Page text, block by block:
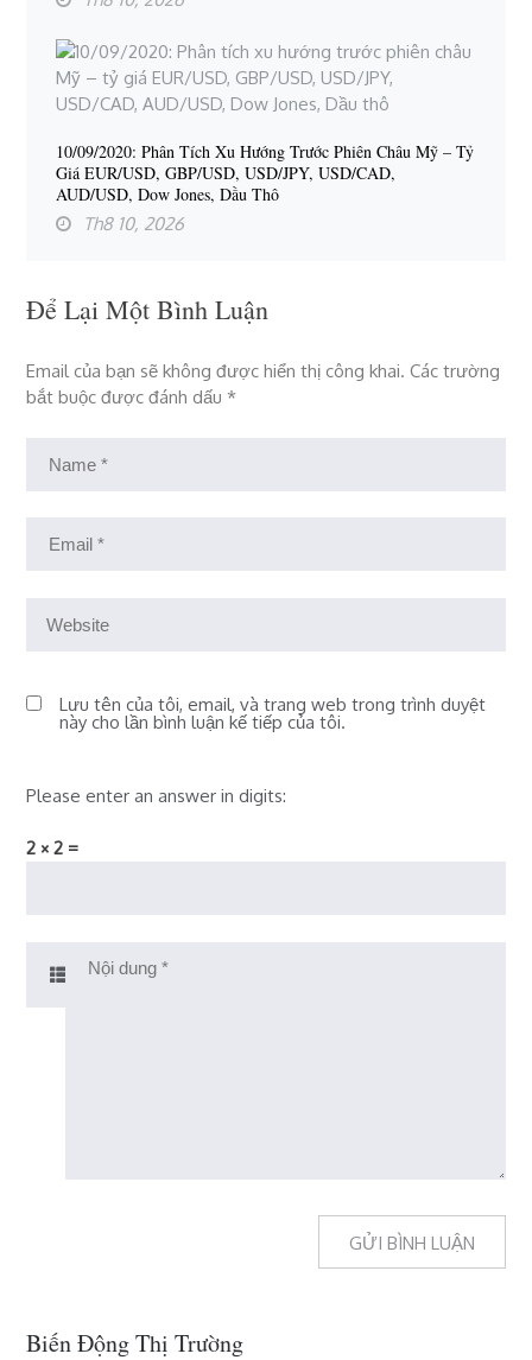
10/09/2020: Phân Tích Xu Hướng Trước Phiên Châu Mỹ – Tỷ
Giá EUR/USD, GBP/USD, USD/JPY, USD/CAD,
AUD/USD, Dow Jones, Dầu Thô
Th8 10, 2026
Để Lại Một Bình Luận
Email của bạn sẽ không được hiển thị công khai. Các trường
bắt buộc được đánh dấu*
Lưu tên của tôi, email, và trang web trong trình duyệt
này cho lần bình luận kế tiếp của tôi.
Please enter an answer in digits:
2 × 2 =
Biến Động Thị Trường